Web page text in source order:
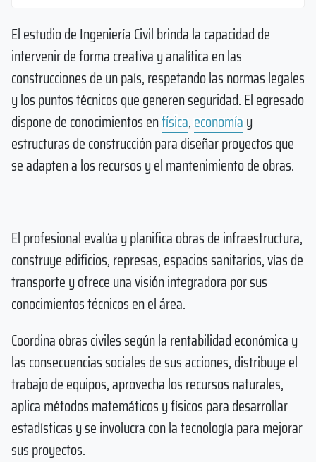
El estudio de Ingeniería Civil brinda la capacidad de
intervenir de forma creativa y analítica en las
construcciones de un país, respetando las normas legales
y los puntos técnicos que generen seguridad. El egresado
dispone de conocimientos enfísica,economíay
estructuras de construcción para diseñar proyectos que
se adapten a los recursos y el mantenimiento de obras.
El profesional evalúa y planifica obras de infraestructura,
construye edificios, represas, espacios sanitarios, vías de
transporte y ofrece una visión integradora por sus
conocimientos técnicos en el área.
Coordina obras civiles según la rentabilidad económica y
las consecuencias sociales de sus acciones, distribuye el
trabajo de equipos, aprovecha los recursos naturales,
aplica métodos matemáticos y físicos para desarrollar
estadísticas y se involucra con la tecnología para mejorar
sus proyectos.